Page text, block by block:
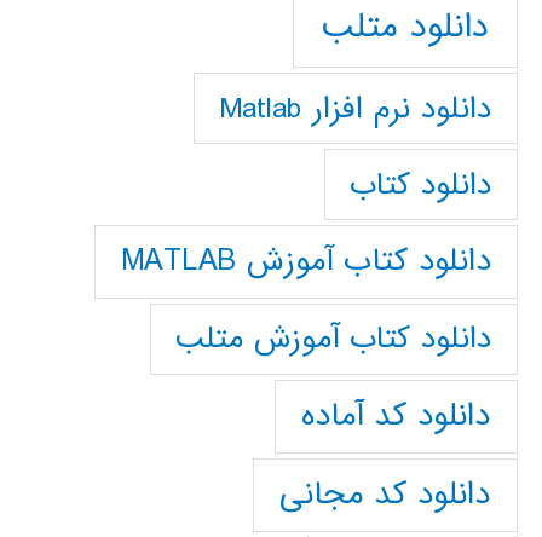
دانلود متلب
دانلود نرم افزار Matlab
دانلود کتاب
دانلود کتاب آموزش MATLAB
دانلود کتاب آموزش متلب
دانلود کد آماده
دانلود کد مجانی